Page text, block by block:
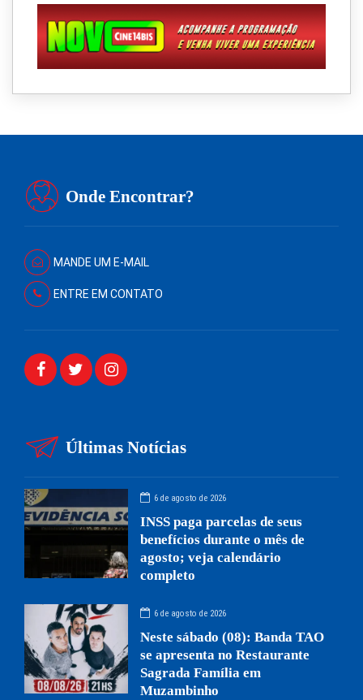
Onde Encontrar?
MANDE UM E-MAIL
ENTRE EM CONTATO
Últimas Notícias
6 de agosto de 2026
INSS paga parcelas de seus
benefícios durante o mês de
agosto; veja calendário
completo
6 de agosto de 2026
Neste sábado (08): Banda TAO
se apresenta no Restaurante
Sagrada Família em
Muzambinho